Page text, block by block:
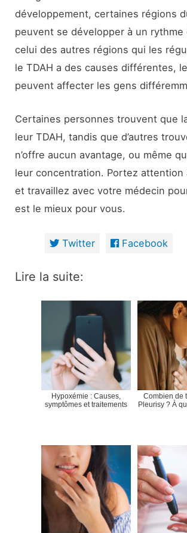
développement, certaines régions
peuvent se développer à un
celui des autres régions qui les
le TDAH a des causes différentes,
peuvent affecter les gens
Certaines personnes trouvent que
leur TDAH, tandis que d’autres
n’offre aucun avantage, ou même
leur concentration. Portez attention
et travaillez avec votre médecin
est le mieux pour vous.
Twitter Facebook
Lire la suite:
Hypoxémie : Causes,
symptômes et traitements
Combien de
Pleurisy ? À